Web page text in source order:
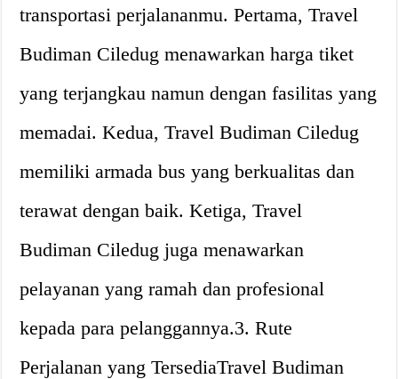
transportasi perjalananmu. Pertama, Travel
Budiman Ciledug menawarkan harga tiket
yang terjangkau namun dengan fasilitas yang
memadai. Kedua, Travel Budiman Ciledug
memiliki armada bus yang berkualitas dan
terawat dengan baik. Ketiga, Travel
Budiman Ciledug juga menawarkan
pelayanan yang ramah dan profesional
kepada para pelanggannya.3. Rute
Perjalanan yang TersediaTravel Budiman